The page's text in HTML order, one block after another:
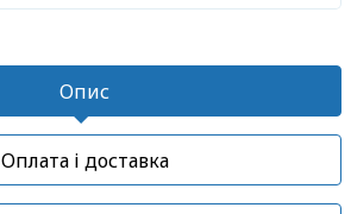
Опис
Оплата і доставка